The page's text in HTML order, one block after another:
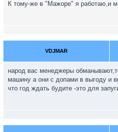
К тому-же в "Мажоре" я работаю,и
VDJMAR
народ вас менеджеры
машину а они с допами в выгоду и
что год ждать будите -это для